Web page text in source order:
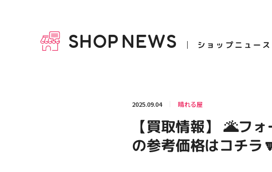
テナント
催事出店募
SHOP NEWS ショップニュース
2025.09.04 晴れる屋
【買取情報】 🌋フ
の参考価格はコチラ